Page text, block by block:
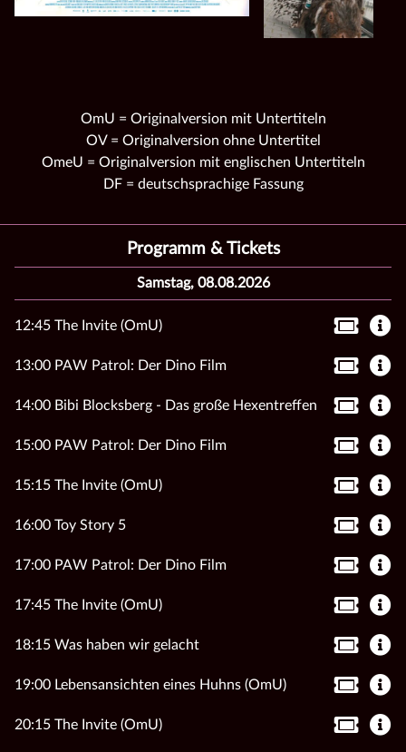
OmU = Originalversion mit Untertiteln
OV = Originalversion ohne Untertitel
OmeU = Originalversion mit englischen Untertiteln
DF = deutschsprachige Fassung
Programm & Tickets
Samstag, 08.08.2026
12:45 The Invite (OmU)
13:00 PAW Patrol: Der Dino Film
14:00 Bibi Blocksberg - Das große Hexentreffen
15:00 PAW Patrol: Der Dino Film
15:15 The Invite (OmU)
16:00 Toy Story 5
17:00 PAW Patrol: Der Dino Film
17:45 The Invite (OmU)
18:15 Was haben wir gelacht
19:00 Lebensansichten eines Huhns (OmU)
20:15 The Invite (OmU)